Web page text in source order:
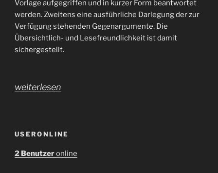
Vorlage aufgegriffen und in kurzer Form beantwortet
werden. Zweitens eine ausführliche Darlegung der zur
Verfügung stehenden Gegenargumente. Die
Übersichtlich- und Lesefreundlichkeit ist damit
sichergestellt.
„#06-
Rheinsberger
–
weiterlesen
USERONLINE
2 Benutzeronline